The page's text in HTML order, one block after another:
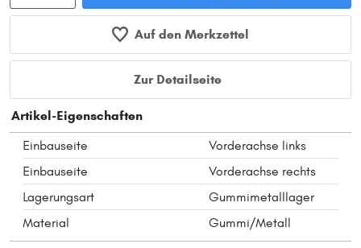
Auf den Merkzettel
Zur Detailseite
Artikel-Eigenschaften
Einbauseite
Vorderachse links
Einbauseite
Vorderachse rechts
Lagerungsart
Gummimetalllager
Material
Gummi/Metall